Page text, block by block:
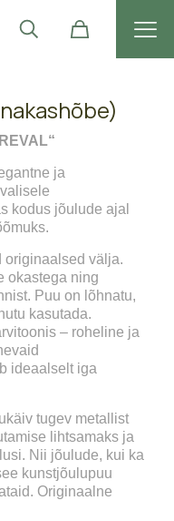
ja
kodus jõulude ajal
originaalsed välja.
okastega ning
Puu on lõhnatu,
kasutada.
– roheline ja
ideaalselt iga
tugev metallist
lihtsamaks ja
Nii jõulude, kui ka
kunstjõulupuu
Originaalne